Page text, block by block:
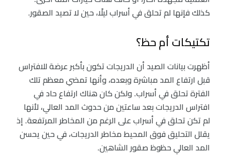
كذلك فإنها لم تحلق في أسراب ليلًا، حين لا تصيد الصقور.
تكتيكات أم حظ؟
أظهرت بيانات الصيد أن الدريجات تكون بأكبر عرضة للافتراس
قبل ارتفاع المد مباشرة وبعده، وأنها تمضي معظم تلك
الفترة تحلق في أسراب. ولكن كان هناك ارتفاع حاد في
افتراس الدريجات بعد ساعتين من حدوث المد العالي، لأنها
لم تكن تحلق في أسراب على الرغم من المخاطر المرتفعة. إذ
يقلل التحليق فوق المحيط مخاطر الدريجات، في حين يحسن
المد العالي حظوظ صقور الشاهين.